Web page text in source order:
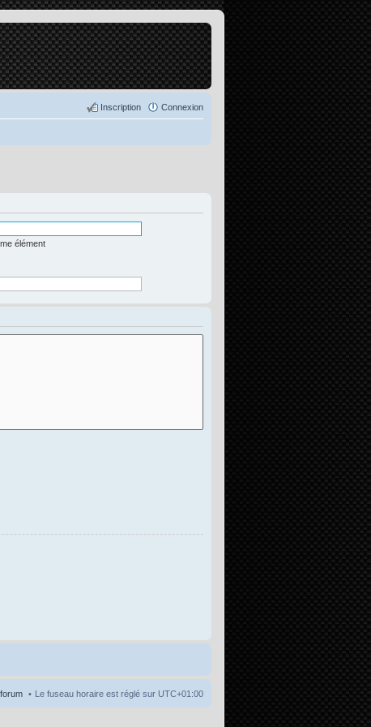
Connexion
Inscription
élément
Le fuseau horaire est réglé sur UTC+01:00